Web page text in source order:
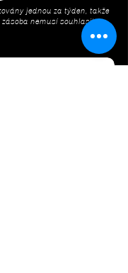
jednou za týden, takže
nemusí souhlasit.